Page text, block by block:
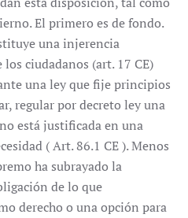
El primero es de fondo.
una injerencia
ciudadanos (art. 17 CE)
una ley que fije principios
regular por decreto ley una
está justificada en una
( Art. 86.1 CE ). Menos
ha subrayado la
de lo que
derecho o una opción para